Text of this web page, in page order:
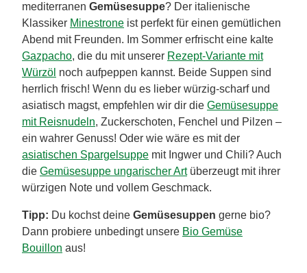
mediterranen Gemüsesuppe? Der italienische
Klassiker Minestrone ist perfekt für einen gemütlichen
Abend mit Freunden. Im Sommer erfrischt eine kalte
Gazpacho, die du mit unserer Rezept-Variante mit
Würzöl noch aufpeppen kannst. Beide Suppen sind
herrlich frisch! Wenn du es lieber würzig-scharf und
asiatisch magst, empfehlen wir dir die Gemüsesuppe
mit Reisnudeln, Zuckerschoten, Fenchel und Pilzen –
ein wahrer Genuss! Oder wie wäre es mit der
asiatischen Spargelsuppe mit Ingwer und Chili? Auch
die Gemüsesuppe ungarischer Artüberzeugt mit ihrer
würzigen Note und vollem Geschmack.
Tipp: Du kochst deine Gemüsesuppen gerne bio?
Dann probiere unbedingt unsere Bio Gemüse
Bouillon aus!